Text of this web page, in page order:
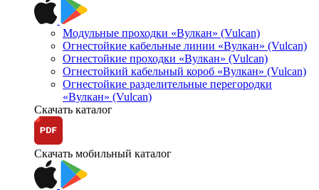
Модульные проходки «Вулкан» (Vulcan)
Огнестойкие кабельные линии «Вулкан» (Vulcan)
Огнестойкие проходки «Вулкан» (Vulcan)
Огнестойкий кабельный короб «Вулкан» (Vulcan)
Огнестойкие разделительные перегородки
«Вулкан» (Vulcan)
Скачать каталог
Скачать мобильный каталог